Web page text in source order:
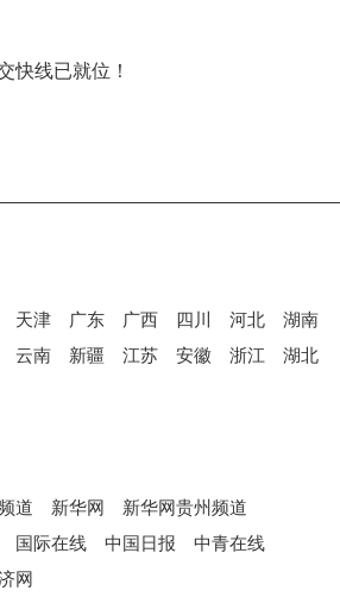
快线已就位！
天津 广东 广西 四川 河北
湖南
云南 新疆 江苏 安徽 浙江
湖北
道 新华网
新华网贵州频道
国际在线 中国日报
中青在线
网